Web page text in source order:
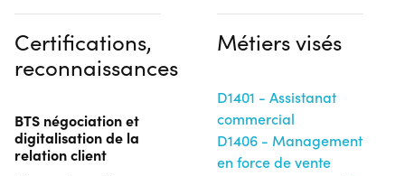
Certifications,
reconnaissances
BTS négociation et
digitalisation de la
relation client
Métiers visés
D1401 - Assistanat
commercial
D1406 - Management
en force de vente